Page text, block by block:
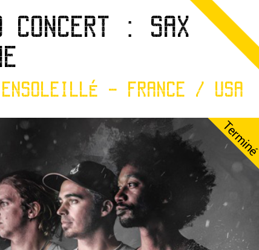
CONCERT : SAX
- FRANCE / USA
Terminé